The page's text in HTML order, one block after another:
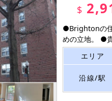
$
●Brightonの住
めの立地。 ●
エリア
沿線/駅